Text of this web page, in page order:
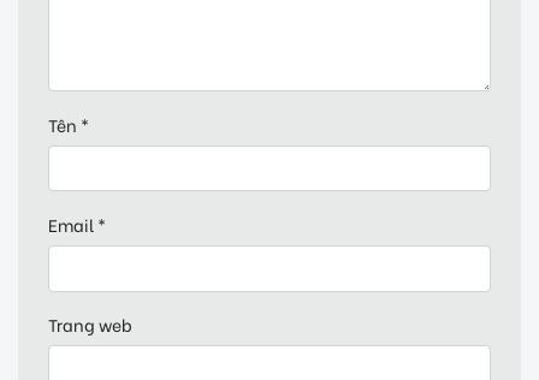
Tên *
Email *
Trang web